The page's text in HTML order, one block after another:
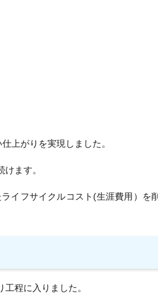
上がりを実現しました。
ます。
イフサイクルコスト(生涯費用）を
程に入りました。